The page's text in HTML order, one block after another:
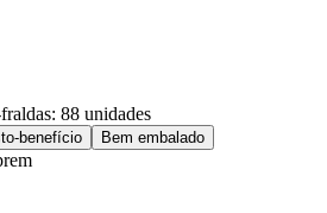
88 unidades
benefício Bem embalado